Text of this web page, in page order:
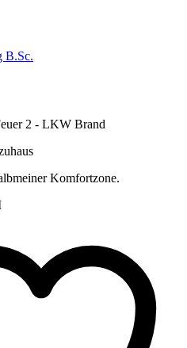
2 - LKW Brand
Komfortzone.